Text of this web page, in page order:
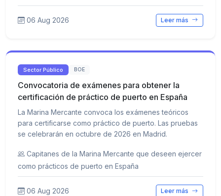
06 Aug 2026 Leer más
Sector Público BOE
Convocatoria de exámenes para obtener la
certificación de práctico de puerto en España
La Marina Mercante convoca los exámenes teóricos
para certificarse como práctico de puerto. Las pruebas
se celebrarán en octubre de 2026 en Madrid.
Capitanes de la Marina Mercante que deseen ejercer
como prácticos de puerto en España
06 Aug 2026 Leer más